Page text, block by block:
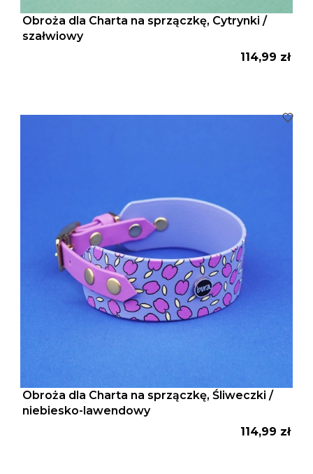
Obroża dla Charta na sprzączkę, Cytrynki /
szałwiowy
Cena
114,99 zł
Obroża dla Charta na sprzączkę, Śliweczki /
niebiesko-lawendowy
Cena
114,99 zł